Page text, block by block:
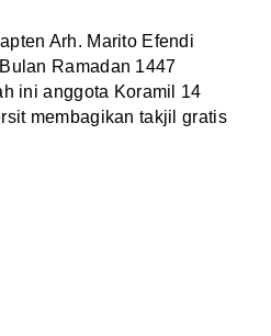
Arh. Marito Efendi
Ramadan 1447
ini anggota Koramil 14
membagikan takjil gratis